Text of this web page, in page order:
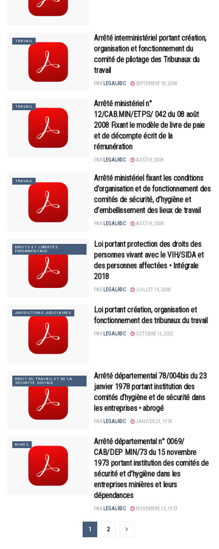
TRAVAIL
Arrêté interministériel portant création,
organisation et fonctionnement du
comité de pilotage des Tribunaux du
travail
PAR LEGALRDC SEPTEMBRE 18, 2008
TRAVAIL
Arrêté ministériel n°
12/CAB.MIN/ETPS/ 042 du 08 août
2008 Fixant le modèle de livre de paie
et de décompte écrit de la
rémunération
PAR LEGALRDC AOÛT 8, 2008
TRAVAIL
Arrêté ministériel fixant les conditions
d’organisation et de fonctionnement des
comités de sécurité, d’hygiène et
d’embellissement des lieux de travail
PAR LEGALRDC AOÛT 8, 2008
DROITS ET LIBERTÉS
FONDAMENTAUX
Loi portant protection des droits des
personnes vivant avec le VIH/SIDA et
des personnes affectées • Intégrale
2018
PAR LEGALRDC JUILLET 14, 2008
JURIDICTIONS JUDICIAIRES
Loi portant création, organisation et
fonctionnement des tribunaux du travail
PAR LEGALRDC OCTOBRE 16, 2002
DROIT DU TRAVAIL ET DE LA
SÉCURITÉ SOCIALE
Arrêté départemental 78/004bis du 23
janvier 1978 portant institution des
comités d’hygiène et de sécurité dans
les entreprises • abrogé
PAR LEGALRDC JANVIER 23, 1978
MINES
Arrêté départemental n° 0069/
CAB/DEP MIN/73 du 15 novembre
1973 portant institution des comités de
sécurité et d’hygiène dans les
entreprises minières et leurs
dépendances
PAR LEGALRDC NOVEMBRE 15, 1973
1 2